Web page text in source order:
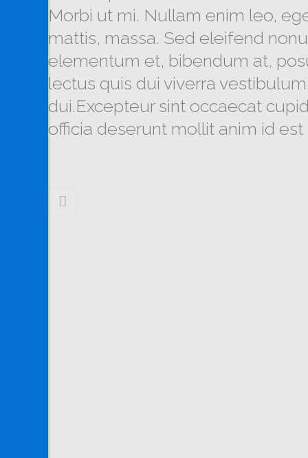
Morbi ut mi. Nullam enim leo,
mattis, massa. Sed eleifend
elementum et, bibendum at,
lectus quis dui viverra
dui.Excepteur sint occaecat
officia deserunt mollit anim id